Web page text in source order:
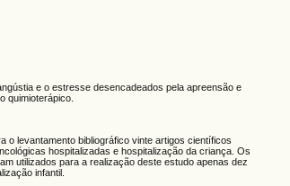
e o estresse desencadeados pela apreensão e
quimioterápico.
o levantamento bibliográfico vinte artigos científicos
hospitalizadas e hospitalização da criança. Os
utilizados para a realização deste estudo apenas dez
infantil.